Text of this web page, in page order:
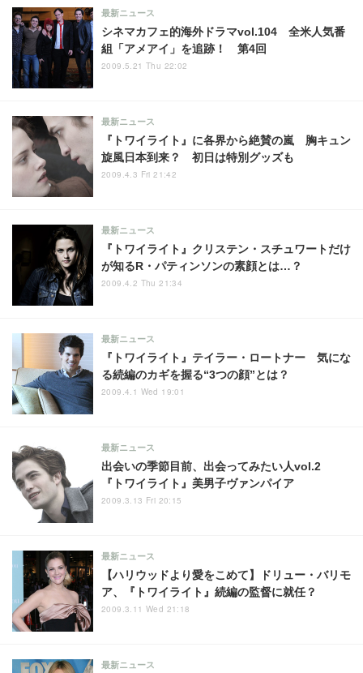
シネマカフェ的海外ドラマvol.104 全米人気番
組「アメアイ」を追跡！ 第4回
最新ニュース
2009.5.21 Thu 22:02
『トワイライト』に各界から絶賛の嵐 胸キュン
旋風日本到来？ 初日は特別グッズも
最新ニュース
2009.4.3 Fri 21:42
『トワイライト』クリステン・スチュワートだけ
が知るR・パティンソンの素顔とは…？
最新ニュース
2009.4.2 Thu 21:34
『トワイライト』テイラー・ロートナー 気にな
る続編のカギを握る“3つの顔”とは？
最新ニュース
2009.4.1 Wed 19:01
出会いの季節目前、出会ってみたい人vol.2
『トワイライト』美男子ヴァンパイア
最新ニュース
2009.3.13 Fri 20:15
【ハリウッドより愛をこめて】ドリュー・バリモ
ア、『トワイライト』続編の監督に就任？
最新ニュース
2009.3.11 Wed 21:18
最新ニュース